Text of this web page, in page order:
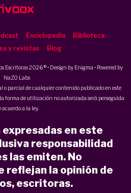
Enciclopedia
Biblioteca
y revistas
Blog
Escritoras 2026 ® • Design by Enigma • Powered by
NaZO Labs
o parcial de cualquier contenido publicado en este
forma de utilización no autorizada será perseguida
acuerdo a la ley.
en este
responsabilidad
las emiten. No
reflejan la opinión de
escritoras.